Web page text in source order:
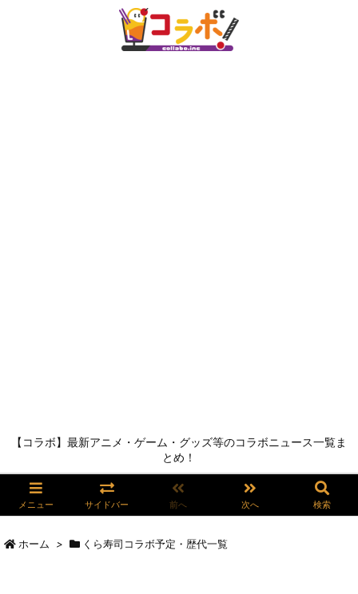
【コラボ】最新アニメ・ゲーム・グッズ等のコラボニュース一覧ま
とめ！
メニュー サイドバー 前へ 次へ 検索
ホーム > くら寿司コラボ予定・歴代一覧